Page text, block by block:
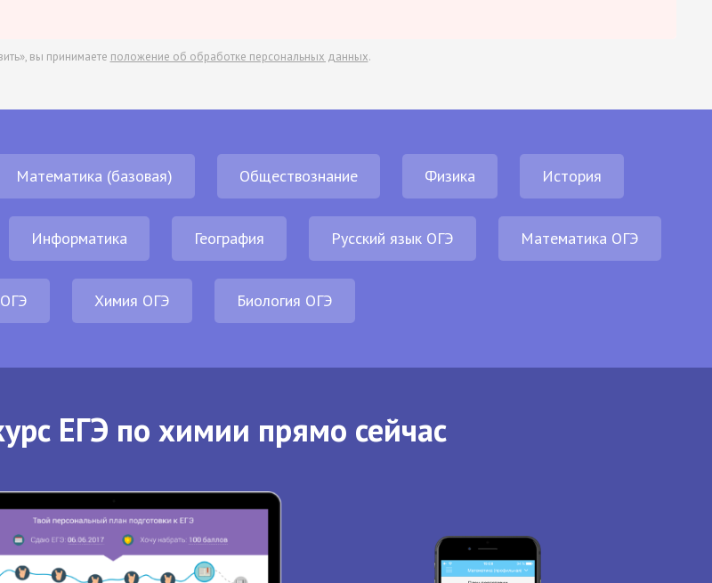
вы принимаете положение об обработке персональных данных.
Математика (базовая) Обществознание Физика История
Информатика География Русский язык ОГЭ Математика ОГЭ
Химия ОГЭ Биология ОГЭ
ЕГЭ по химии прямо сейчас